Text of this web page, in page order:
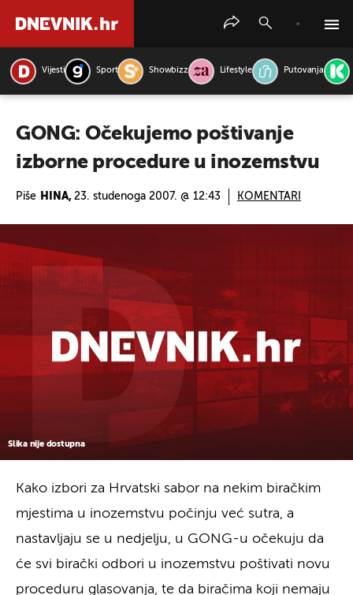
Vijesti Sport Showbizz Lifestyle Putovanja
GONG: Očekujemo poštivanje
izborne procedure u inozemstvu
Piše HINA, 23. studenoga 2007. @ 12:43 KOMENTARI
Slika nije dostupna
Kako izbori za Hrvatski sabor na nekim biračkim
mjestima u inozemstvu počinju već sutra, a
nastavljaju se u nedjelju, u GONG-u očekuju da
će svi birački odbori u inozemstvu poštivati novu
proceduru glasovanja, te da biračima koji nemaju
PRETRAŽITE VIJESTI